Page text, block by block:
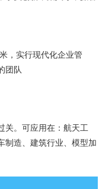
，实行现代化企业管
团队
关。可应用在：航天工
制造、建筑行业、模型加